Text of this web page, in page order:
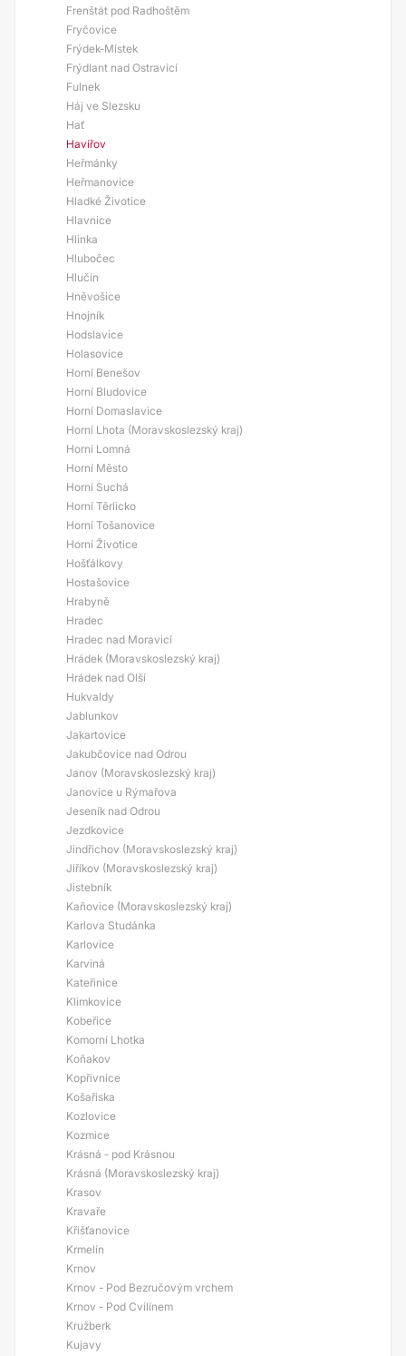
Frenštát pod Radhoštěm
Fryčovice
Frýdek-Místek
Frýdlant nad Ostravicí
Fulnek
Háj ve Slezsku
Hať
Havířov
Heřmánky
Heřmanovice
Hladké Životice
Hlavnice
Hlinka
Hlubočec
Hlučín
Hněvošice
Hnojník
Hodslavice
Holasovice
Horní Benešov
Horní Bludovice
Horní Domaslavice
Horní Lhota (Moravskoslezský kraj)
Horní Lomná
Horní Město
Horní Suchá
Horní Těrlicko
Horní Tošanovice
Horní Životice
Hošťálkovy
Hostašovice
Hrabyně
Hradec
Hradec nad Moravicí
Hrádek (Moravskoslezský kraj)
Hrádek nad Olší
Hukvaldy
Jablunkov
Jakartovice
Jakubčovice nad Odrou
Janov (Moravskoslezský kraj)
Janovice u Rýmařova
Jeseník nad Odrou
Jezdkovice
Jindřichov (Moravskoslezský kraj)
Jiříkov (Moravskoslezský kraj)
Jistebník
Kaňovice (Moravskoslezský kraj)
Karlova Studánka
Karlovice
Karviná
Kateřinice
Klimkovice
Kobeřice
Komorní Lhotka
Koňakov
Kopřivnice
Košařiska
Kozlovice
Kozmice
Krásná - pod Krásnou
Krásná (Moravskoslezský kraj)
Krasov
Kravaře
Křišťanovice
Krmelín
Krnov
Krnov - Pod Bezručovým vrchem
Krnov - Pod Cvilínem
Kružberk
Kujavy